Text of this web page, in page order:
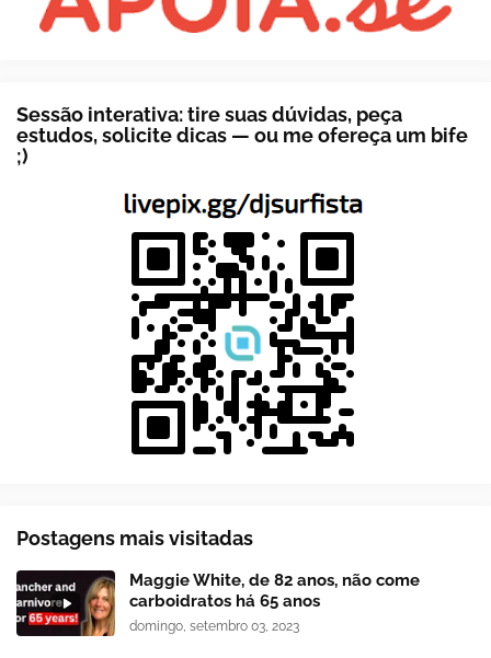
Sessão interativa: tire suas dúvidas, peça
estudos, solicite dicas — ou me ofereça um bife
;)
Postagens mais visitadas
Maggie White, de 82 anos, não come
carboidratos há 65 anos
domingo, setembro 03, 2023